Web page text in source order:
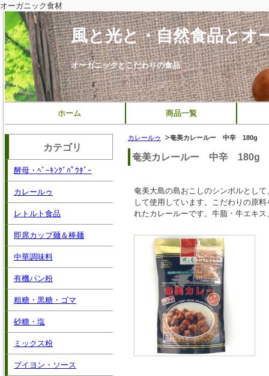
オーガニック食材
風と光と・自然食品とオ
オーガニックとこだわりの食品
ホーム 商品一覧
カレールゥ 奄美カレールー 中辛 180g
奄美カレールー 中辛 180g
奄美大島の島おこしのシンボルとし
して使用しています。こだわりの原
れたカレールーです。牛脂・牛エキ
カテゴリ
酵母・ﾍﾞｰｷﾝｸﾞﾊﾟｳﾀﾞｰ
カレールゥ
レトルト食品
即席カップ麺＆棒麺
中華調味料
有機パン粉
粗糖・黒糖・ゴマ
砂糖・塩
ミックス粉
ブイヨン・ソース